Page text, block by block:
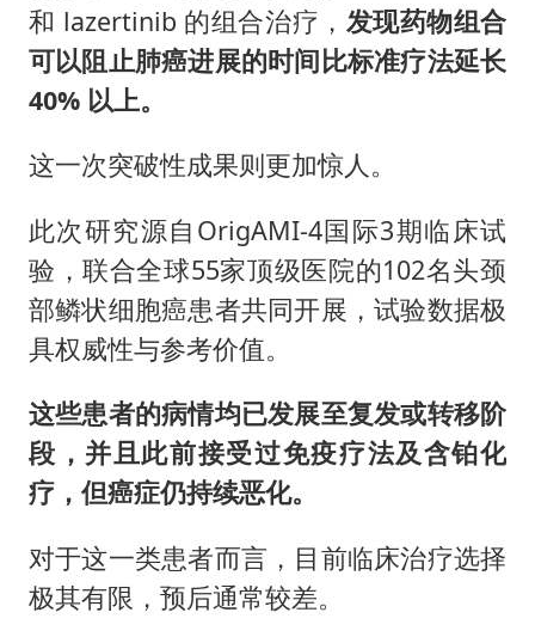
和 lazertinib 的组合治疗， 发现药物组合
可以阻止肺癌进展的时间比标准疗法延长
40% 以上。
这一次突破性成果则更加惊人。
此次研究源自OrigAMI-4国际3期临床试
验，联合全球55家顶级医院的102名头颈
部鳞状细胞癌患者共同开展，试验数据极
具权威性与参考价值。
这些患者的病情均已发展至复发或转移阶
段，并且此前接受过免疫疗法及含铂化
疗，但癌症仍持续恶化。
对于这一类患者而言，目前临床治疗选择
极其有限，预后通常较差。